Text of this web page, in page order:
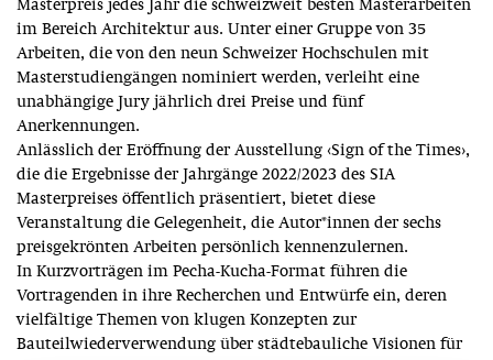
Masterpreis jedes Jahr die schweizweit besten Masterarbeiten
im Bereich Architektur aus. Unter einer Gruppe von 35
Arbeiten, die von den neun Schweizer Hochschulen mit
Masterstudiengängen nominiert werden, verleiht eine
unabhängige Jury jährlich drei Preise und fünf
Anerkennungen.
Anlässlich der Eröffnung der Ausstellung ‹Sign of the Times›,
die die Ergebnisse der Jahrgänge 2022/2023 des SIA
Masterpreises öffentlich präsentiert, bietet diese
Veranstaltung die Gelegenheit, die Autor*innen der sechs
preisgekrönten Arbeiten persönlich kennenzulernen.
In Kurzvorträgen im Pecha-Kucha-Format führen die
Vortragenden in ihre Recherchen und Entwürfe ein, deren
vielfältige Themen von klugen Konzepten zur
Bauteilwiederverwendung über städtebauliche Visionen für